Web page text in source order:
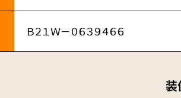
Ｂ２１Ｗ－０６３９４６６
装